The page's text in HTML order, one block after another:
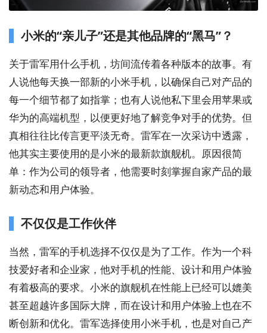
小米的“亲儿子”还是其他品牌的“黑马”？
关于雷军用什么手机，坊间流传着各种版本的故事。有
人说他每天换一部新的小米手机，以确保自己对产品的
每一个细节都了如指掌；也有人说他私下里会用苹果或
华为的高端机型，以便更好地了解竞争对手的优势。但
真相往往比传言更平淡无奇。雷军在一次采访中透露，
他其实主要使用的是小米的最新款旗舰机。原因很简
单：作为公司的领导者，他需要时刻掌握自家产品的最
新动态和用户体验。
不仅仅是工作伙伴
当然，雷军的手机选择不仅仅是为了工作。作为一个科
技爱好者和企业家，他对手机的性能、设计和用户体验
有着极高的要求。小米的旗舰机在性能上已经可以媲美
甚至超越许多国际大牌，而在设计和用户体验上也在不
断创新和优化。雷军选择使用小米手机，也是对自己产